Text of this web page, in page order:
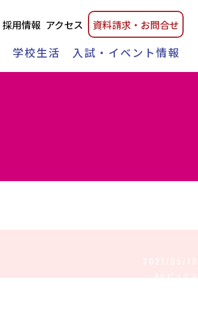
採用情報 アクセス 資料請求・ お問合せ
学校生活 入試・イベント情報